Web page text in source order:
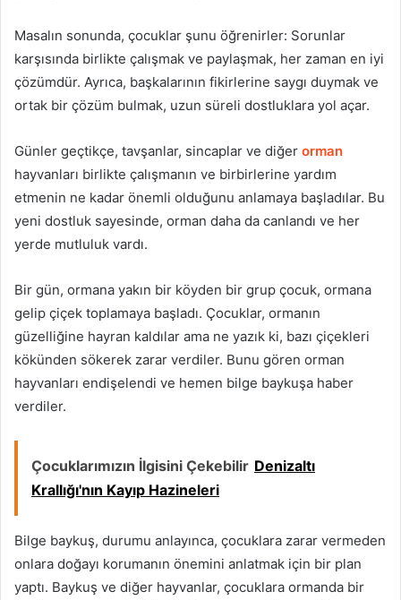
Masalın sonunda, çocuklar şunu öğrenirler: Sorunlar
karşısında birlikte çalışmak ve paylaşmak, her zaman en iyi
çözümdür. Ayrıca, başkalarının fikirlerine saygı duymak ve
ortak bir çözüm bulmak, uzun süreli dostluklara yol açar.
Günler geçtikçe, tavşanlar, sincaplar ve diğer orman
hayvanları birlikte çalışmanın ve birbirlerine yardım
etmenin ne kadar önemli olduğunu anlamaya başladılar. Bu
yeni dostluk sayesinde, orman daha da canlandı ve her
yerde mutluluk vardı.
Bir gün, ormana yakın bir köyden bir grup çocuk, ormana
gelip çiçek toplamaya başladı. Çocuklar, ormanın
güzelliğine hayran kaldılar ama ne yazık ki, bazı çiçekleri
kökünden sökerek zarar verdiler. Bunu gören orman
hayvanları endişelendi ve hemen bilge baykuşa haber
verdiler.
Çocuklarımızın İlgisini Çekebilir Denizaltı
Krallığı'nın Kayıp Hazineleri
Bilge baykuş, durumu anlayınca, çocuklara zarar vermeden
onlara doğayı korumanın önemini anlatmak için bir plan
yaptı. Baykuş ve diğer hayvanlar, çocuklara ormanda bir